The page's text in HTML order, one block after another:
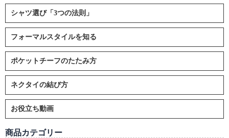
シャツ選び「3つの法則」
フォーマルスタイルを知る
ポケットチーフのたたみ方
ネクタイの結び方
お役立ち動画
商品カテゴリー